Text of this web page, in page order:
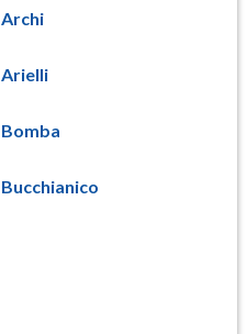
Archi
Arielli
Bomba
Bucchianico